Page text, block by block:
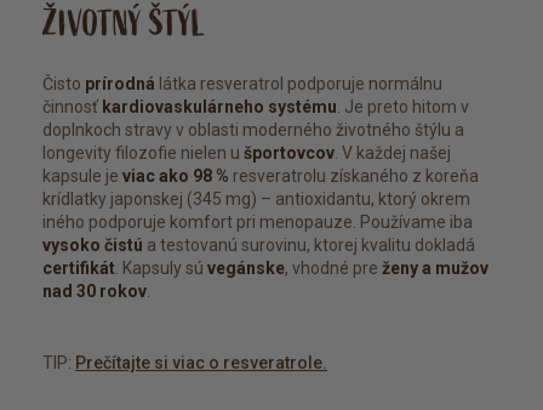
ŽIVOTNÝ ŠTÝL
Čisto prírodná látka resveratrol podporuje normálnu
činnosť kardiovaskulárneho systému . Je preto hitom v
doplnkoch stravy v oblasti moderného životného štýlu a
longevity filozofie nielen u športovcov . V každej našej
kapsule je viac ako 98 % resveratrolu získaného z koreňa
krídlatky japonskej (345 mg) – antioxidantu, ktorý okrem
iného podporuje komfort pri menopauze. Používame iba
vysoko čistú a testovanú surovinu, ktorej kvalitu dokladá
certifikát . Kapsuly sú vegánske, vhodné pre ženy a mužov
nad 30 rokov
TIP: Prečítajte si viac o resveratrole.